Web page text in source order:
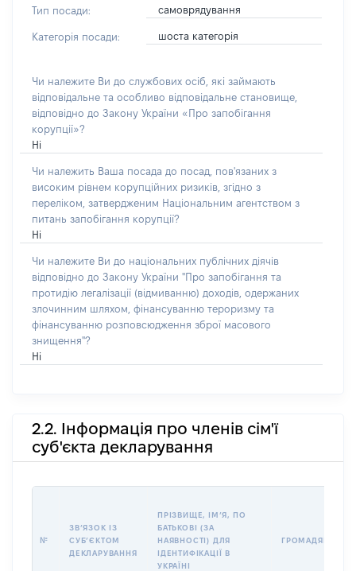
Тип посади: самоврядування
Категорія посади: шоста категорія
Чи належите Ви до службових осіб, які займають
відповідальне та особливо відповідальне становище,
відповідно до Закону України «Про запобігання
корупції»?
Ні
Чи належить Ваша посада до посад, пов'язаних з
високим рівнем корупційних ризиків, згідно з
переліком, затвердженим Національним агентством з
питань запобігання корупції?
Ні
Чи належите Ви до національних публічних діячів
відповідно до Закону України "Про запобігання та
протидію легалізації (відмиванню) доходів, одержаних
злочинним шляхом, фінансуванню тероризму та
фінансуванню розповсюдження зброї масового
знищення"?
Ні
2.2. Інформація про членів сім'ї
суб'єкта декларування
№
ЗВʼЯЗОК ІЗ
СУБʼЄКТОМ
ДЕКЛАРУВАННЯ
ПРІЗВИЩЕ, ІМʼЯ, ПО
БАТЬКОВІ (ЗА
НАЯВНОСТІ) ДЛЯ
ІДЕНТИФІКАЦІЇ В
УКРАЇНІ
ГРОМАДЯНСТВО